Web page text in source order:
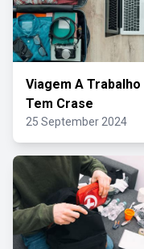
Viagem A Trabalho
Tem Crase
25 September 2024